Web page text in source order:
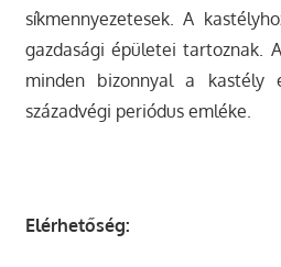
síkmennyezetesek. A
gazdasági épületei tartoznak.
minden bizonnyal a kastély
századvégi periódus emléke.
Elérhetőség: